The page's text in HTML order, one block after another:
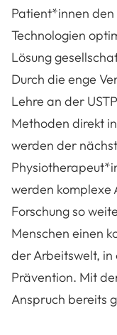
Patient*innen
Technologien
Lösung
Durch die enge
Lehre an der
Methoden direkt
werden der
werden komplexe
Forschung so
Menschen einen
der Arbeitswelt,
Prävention. Mit
Anspruch bereits